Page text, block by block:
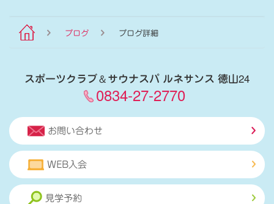
ブログ ブログ詳細
スポーツクラブ＆サウナスパ ルネサンス 徳山24
0834-27-2770
お問い合わせ
WEB入会
見学予約